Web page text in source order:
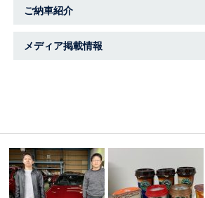
ご納車紹介
メディア掲載情報